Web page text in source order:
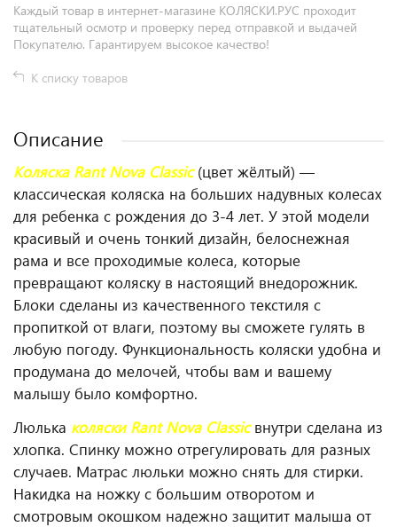
Каждый товар в интернет-магазине КОЛЯСКИ.РУС проходит
тщательный осмотр и проверку перед отправкой и выдачей
Покупателю. Гарантируем высокое качество!
К списку товаров
Описание
Коляска Rant Nova Classic(цвет жёлтый) —
классическая коляска на больших надувных колесах
для ребенка с рождения до 3-4 лет. У этой модели
красивый и очень тонкий дизайн, белоснежная
рама и все проходимые колеса, которые
превращают коляску в настоящий внедорожник.
Блоки сделаны из качественного текстиля с
пропиткой от влаги, поэтому вы сможете гулять в
любую погоду. Функциональность коляски удобна и
продумана до мелочей, чтобы вам и вашему
малышу было комфортно.
Люлька коляски Rant Nova Classicвнутри сделана из
хлопка. Спинку можно отрегулировать для разных
случаев. Матрас люльки можно снять для стирки.
Накидка на ножку с большим отворотом и
смотровым окошком надежно защитит малыша от